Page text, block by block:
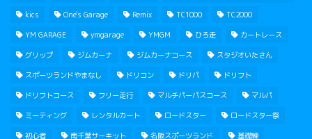
kics One's Garage Remix TC1000 TC2000
YM GARAGE ymgarage YMGM ひろ走 カートレース
グリップ ジムカーナ ジムカーナコース スタジオいたさん
スポーツランドやまなし ドリコン ドリパ ドリフト
ドリフトコース フリー走行 マルチパーパスコース マルパ
ミーティング レンタルカート ロードスター ロードスター祭
初心者 南千葉サーキット 名阪スポーツランド 基礎練